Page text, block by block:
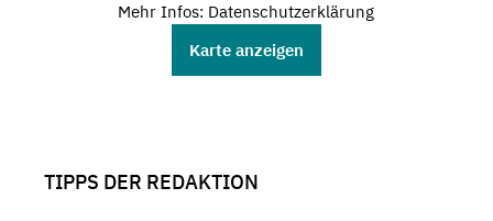
Mehr Infos: Datenschutzerklärung
Karte anzeigen
TIPPS DER REDAKTION